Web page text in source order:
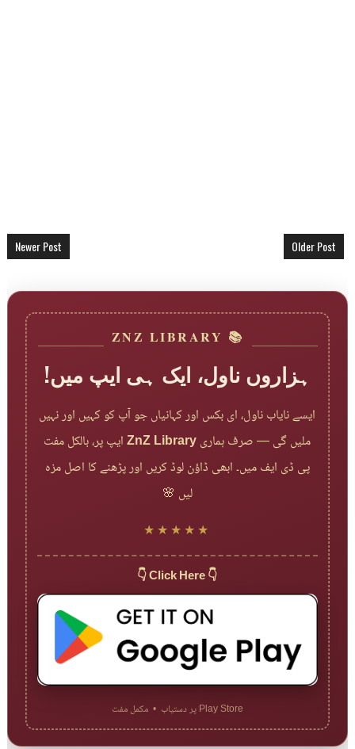
Newer Post Older Post
📚 ZNZ LIBRARY
ہزاروں ناول، ایک ہی ایپ میں!
ایسے نایاب ناول، ای بکس اور کہانیاں جو آپ کو کہیں اور نہیں
ملیں گی — صرف ہماریZnZ Libraryایپ پر، بالکل مفت
پی ڈی ایف میں۔ ابھی ڈاؤن لوڈ کریں اور پڑھنے کا اصل مزہ
لیں 🌸
★★★★★
👇 Click Here 👇
Play Store پر دستیاب • مکمل مفت